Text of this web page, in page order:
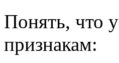
Понять, что
признакам: